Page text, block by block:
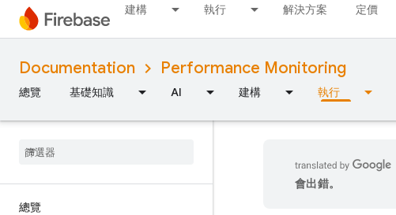
建構 執行 解決方案 定價
Documentation Performance Monitoring
總覽 基礎知識 AI 建構 執行
總覽
會出錯。